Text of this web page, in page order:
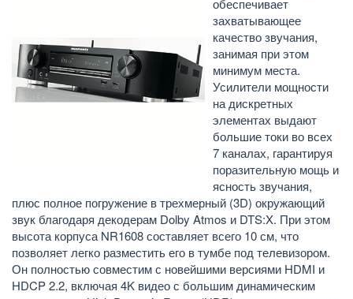
обеспечивает
захватывающее
качество звучания,
занимая при этом
минимум места.
Усилители мощности
на дискретных
элементах выдают
большие токи во всех
7 каналах, гарантируя
поразительную мощь и
ясность звучания,
плюс полное погружение в трехмерный (3D) окружающий
звук благодаря декодерам Dolby Atmos и DTS:X. При этом
высота корпуса NR1608 составляет всего 10 см, что
позволяет легко разместить его в тумбе под телевизором.
Он полностью совместим с новейшими версиями HDMI и
HDCP 2.2, включая 4K видео с большим динамическим